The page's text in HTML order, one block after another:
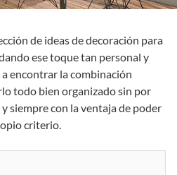
de ideas de decoración para
ese toque tan personal y
encontrar la combinación
todo bien organizado sin por
siempre con la ventaja de poder
criterio.